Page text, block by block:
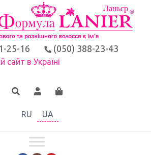
25-16 (050) 388-23-43
сайт в Україні
RU UA